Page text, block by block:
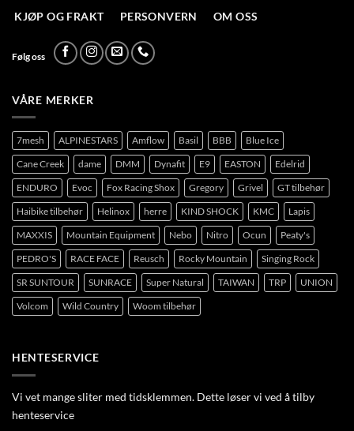
KJØP OG FRAKT PERSONVERN OM OSS
Følg oss
VÅRE MERKER
7mesh ALPINESTARS Amflow Basil BBB Blue Ice
Cane Creek dame DMM Dynafit E9 EASTON Edelrid
ENDURO Evoc Fox Racing Shox Gregory Grivel GT tilbehør
Haibike tilbehør Helinox herre KIND SHOCK KMC Lapis
MAXXIS Mountain Equipment Nebo Nitro Ocun Peaty's
PEDRO'S RACE FACE Reusch Rocky Mountain Singing Rock
SR SUNTOUR SUNRACE Super Natural TAIWAN TRP UNION
Volcom Wild Country Woom tilbehør
HENTESERVICE
Vi vet mange sliter med tidsklemmen. Dette løser vi ved å tilby
henteservice